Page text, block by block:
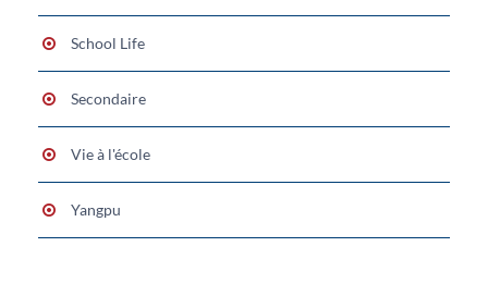
School Life
Secondaire
Vie à l'école
Yangpu